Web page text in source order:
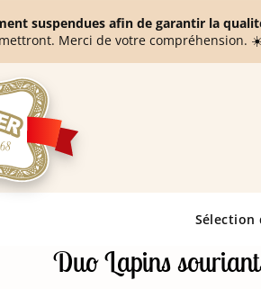
suspendues afin de garantir la
Merci de votre compréhension.
Sélection
Duo Lapins